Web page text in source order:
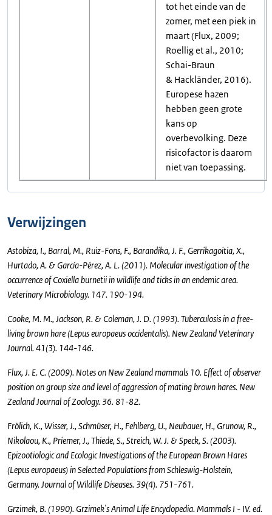
tot het einde van de
zomer, met een piek in
maart (Flux, 2009;
Roellig et al., 2010;
Schai-Braun
& Hackländer, 2016).
Europese hazen
hebben geen grote
kans op
overbevolking. Deze
risicofactor is daarom
niet van toepassing.
Verwijzingen
Astobiza, I., Barral, M., Ruiz-Fons, F., Barandika, J. F., Gerrikagoitia, X.,
Hurtado, A. & García-Pérez, A. L. (2011). Molecular investigation of the
occurrence of Coxiella burnetii in wildlife and ticks in an endemic area.
Veterinary Microbiology. 147. 190-194.
Cooke, M. M., Jackson, R. & Coleman, J. D. (1993). Tuberculosis in a free-
living brown hare (Lepus europaeus occidentalis). New Zealand Veterinary
Journal. 41(3). 144-146.
Flux, J. E. C. (2009). Notes on New Zealand mammals 10. Effect of observer
position on group size and level of aggression of mating brown hares. New
Zealand Journal of Zoology. 36. 81-82.
Frölich, K., Wisser, J., Schmüser, H., Fehlberg, U., Neubauer, H., Grunow, R.,
Nikolaou, K., Priemer, J., Thiede, S., Streich, W. J. & Speck, S. (2003).
Epizootiologic and Ecologic Investigations of the European Brown Hares
(Lepus europaeus) in Selected Populations from Schleswig-Holstein,
Germany. Journal of Wildlife Diseases. 39(4). 751-761.
Grzimek, B. (1990). Grzimek's Animal Life Encyclopedia. Mammals I - IV. ed.